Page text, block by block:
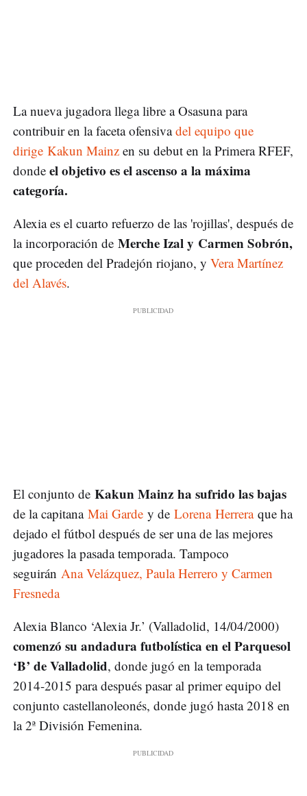
La nueva jugadora llega libre a Osasuna para
contribuir en la faceta ofensivadel equipo que
dirige Kakun Mainz en su debut en la Primera RFEF,
donde el objetivo es el ascenso a la máxima
categoría.
Alexia es el cuarto refuerzo de las 'rojillas', después de
la incorporación de Merche Izal y Carmen Sobrón,
que proceden del Pradejón riojano, y Vera Martínez
del Alavés.
El conjunto de Kakun Mainz ha sufrido las bajas
de la capitanaMai Garde y de Lorena Herrera que ha
dejado el fútbol después de ser una de las mejores
jugadores la pasada temporada. Tampoco
seguirán Ana Velázquez, Paula Herrero y Carmen
Fresneda
Alexia Blanco ‘Alexia Jr.’ (Valladolid, 14/04/2000)
comenzó su andadura futbolística en el Parquesol
‘B’ de Valladolid, donde jugó en la temporada
2014-2015 para después pasar al primer equipo del
conjunto castellanoleonés, donde jugó hasta 2018 en
la 2ª División Femenina.